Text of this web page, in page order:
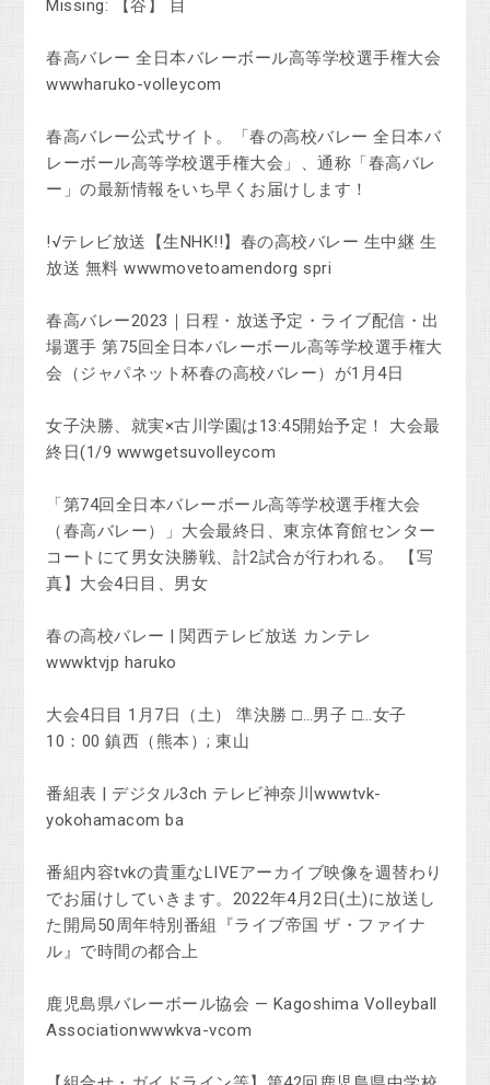
Missing: 【谷】 ‎目
春高バレー 全日本バレーボール高等学校選手権大会
wwwharuko-volleycom
春高バレー公式サイト。「春の高校バレー 全日本バ
レーボール高等学校選手権大会」、通称「春高バレ
ー」の最新情報をいち早くお届けします！
!√テレビ放送【生NHK!!】春の高校バレー 生中継 生
放送 無料 wwwmovetoamendorg spri
春高バレー2023｜日程・放送予定・ライブ配信・出
場選手 第75回全日本バレーボール高等学校選手権大
会（ジャパネット杯春の高校バレー）が1月4日
女子決勝、就実×古川学園は13:45開始予定！ 大会最
終日(1/9 wwwgetsuvolleycom
「第74回全日本バレーボール高等学校選手権大会
（春高バレー）」大会最終日、東京体育館センター
コートにて男女決勝戦、計2試合が行われる。 【写
真】大会4日目、男女
春の高校バレー | 関西テレビ放送 カンテレ
wwwktvjp haruko
大会4日目 1月7日（土） 準決勝 □…男子 □…女子
10：00 鎮西（熊本）; 東山
番組表 | デジタル3ch テレビ神奈川wwwtvk-
yokohamacom ba
番組内容tvkの貴重なLIVEアーカイブ映像を週替わり
でお届けしていきます。2022年4月2日(土)に放送し
た開局50周年特別番組『ライブ帝国 ザ・ファイナ
ル』で時間の都合上
鹿児島県バレーボール協会 — Kagoshima Volleyball
Associationwwwkva-vcom